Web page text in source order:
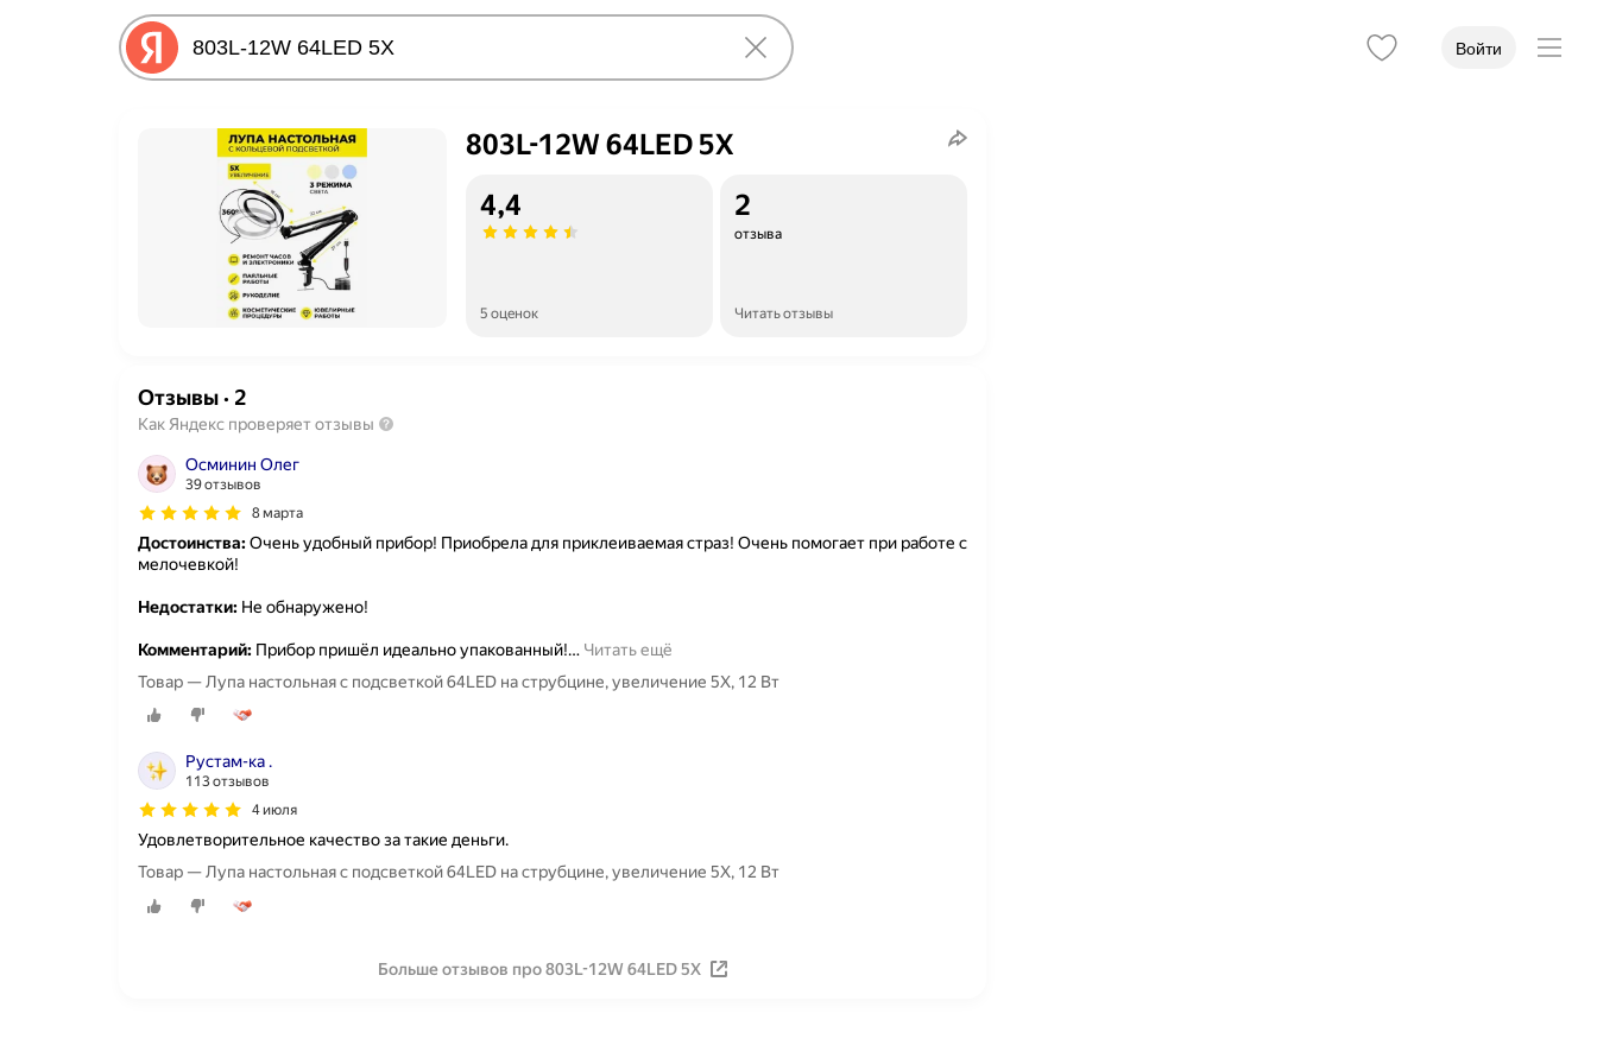
Войти
803L-12W 64LED 5X
4,4
5 оценок
2
отзыва
Читать отзывы
Отзывы· 2
Как Яндекс проверяет отзывы
Осминин Олег
39 отзывов
8 марта
Достоинства:Очень удобный прибор! Приобрела для приклеиваемая страз! Очень помогает при работе с
мелочевкой!
Недостатки: Не обнаружено!
Комментарий: Прибор пришёл идеально упакованный!… Читать ещё
Товар — Лупа настольная с подсветкой 64LED на струбцине, увеличение 5Х, 12 Вт
Рустам-ка .
113 отзывов
4 июля
Удовлетворительное качество за такие деньги.
Товар — Лупа настольная с подсветкой 64LED на струбцине, увеличение 5Х, 12 Вт
Больше отзывов про 803L-12W 64LED 5X